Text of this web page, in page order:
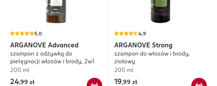
5,0
ARGANOVE Advanced
szampon z odżywką do
pielęgnacji włosów i brody, 2w1
200 ml
24,99 zł
4,9
ARGANOVE Strong
szampon do włosów i brody,
ziołowy
200 ml
19,99 zł